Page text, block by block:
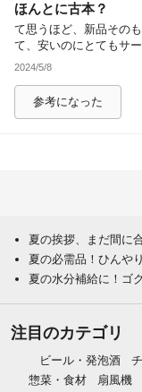
ほんとに古本？
て思うほど、新品その
て、安いのにとてもサ
2024/5/8
参考になった
夏の挨拶、まだ間に
夏の必需品！ひんや
夏の水分補給に！ゴ
注目のカテゴリ
ビール・発泡酒
惣菜・食材
扇風機
除外ワード